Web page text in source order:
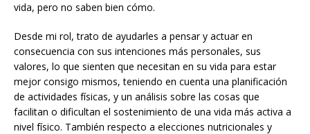
vida, pero no saben bien cómo.
Desde mi rol, trato de ayudarles a pensar y actuar en
consecuencia con sus intenciones más personales, sus
valores, lo que sienten que necesitan en su vida para estar
mejor consigo mismos, teniendo en cuenta una planificación
de actividades físicas, y un análisis sobre las cosas que
facilitan o dificultan el sostenimiento de una vida más activa a
nivel físico. También respecto a elecciones nutricionales y